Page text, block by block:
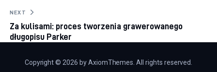
NEXT
Za kulisami: proces tworzenia grawerowanego
długopisu Parker
Copyright © 2026 by AxiomThemes. All rights reserved.